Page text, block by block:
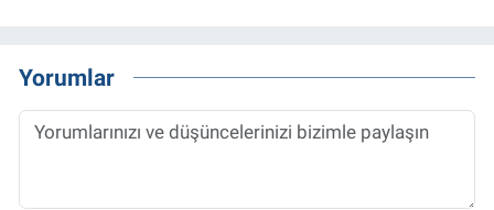
Yorumlar